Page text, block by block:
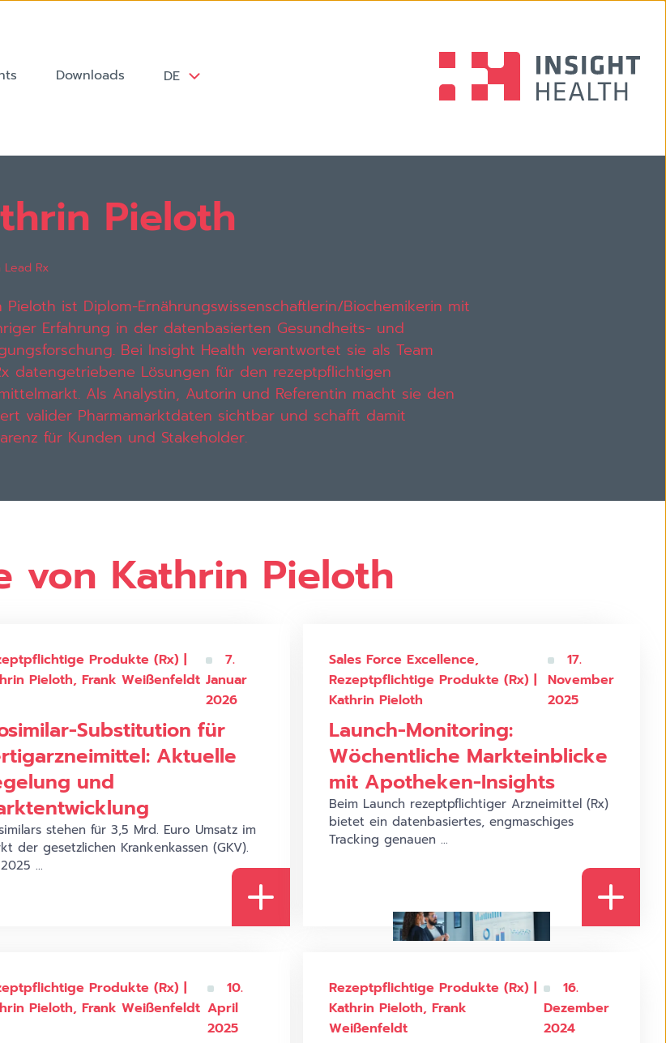
DE
Downloads
Pieloth
Lead Rx
Pieloth ist Diplom-Ernährungswissenschaftlerin/Biochemikerin mit
Erfahrung in der datenbasierten Gesundheits- und
Bei Insight Health verantwortet sie als Team
datengetriebene Lösungen für den rezeptpflichtigen
Als Analystin, Autorin und Referentin macht sie den
valider Pharmamarktdaten sichtbar und schafft damit
für Kunden und Stakeholder.
von Kathrin Pieloth
Produkte (Rx) |
Pieloth, Frank Weißenfeldt
7.
Januar
2026
Substitution für
Aktuelle
und
stehen für 3,5 Mrd. Euro Umsatz im
der gesetzlichen Krankenkassen (GKV).
...
Zielgruppenmonitoring
Sales Force Excellence,
Rezeptpflichtige Produkte (Rx) |
Kathrin Pieloth
17.
November
2025
Launch-Monitoring:
Wöchentliche Markteinblicke
mit Apotheken-Insights
Beim Launch rezeptpflichtiger Arzneimittel (Rx)
bietet ein datenbasiertes, engmaschiges
Tracking genauen ...
Produkte (Rx) |
Pieloth, Frank Weißenfeldt
10.
April
2025
Rezeptpflichtige Produkte (Rx) |
Kathrin Pieloth, Frank
Weißenfeldt
16.
Dezember
2024